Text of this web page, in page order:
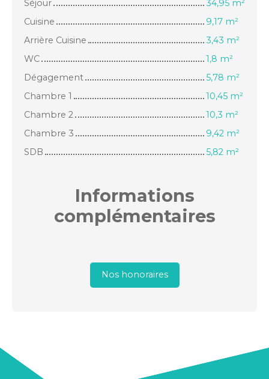
Séjour
34,95 m²
Cuisine
9,17 m²
Arrière Cuisine
3,43 m²
WC
1,8 m²
Dégagement
5,78 m²
Chambre 1
10,45 m²
Chambre 2
10,3 m²
Chambre 3
9,42 m²
SDB
5,82 m²
Informations
complémentaires
Nos honoraires